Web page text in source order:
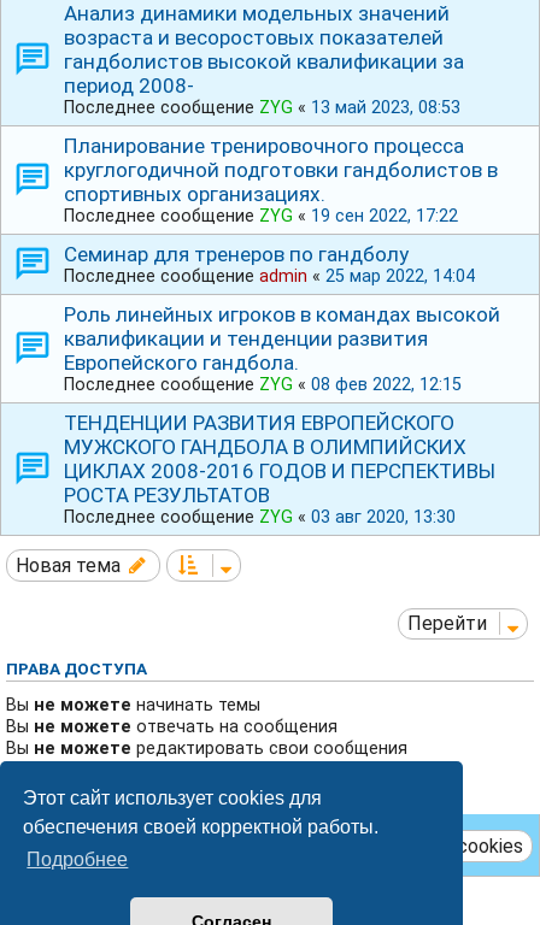
Этот сайт использует cookies для
обеспечения своей корректной работы.
Подробнее
Анализ динамики модельных значений
возраста и весоростовых показателей
гандболистов высокой квалификации за
период 2008-
Последнее сообщение ZYG « 13 май 2023, 08:53
Планирование тренировочного процесса
круглогодичной подготовки гандболистов в
спортивных организациях.
Последнее сообщение ZYG « 19 сен 2022, 17:22
Семинар для тренеров по гандболу
Последнее сообщение admin « 25 мар 2022, 14:04
Роль линейных игроков в командах высокой
квалификации и тенденции развития
Европейского гандбола.
Последнее сообщение ZYG « 08 фев 2022, 12:15
ТЕНДЕНЦИИ РАЗВИТИЯ ЕВРОПЕЙСКОГО
МУЖСКОГО ГАНДБОЛА В ОЛИМПИЙСКИХ
ЦИКЛАХ 2008-2016 ГОДОВ И ПЕРСПЕКТИВЫ
РОСТА РЕЗУЛЬТАТОВ
Последнее сообщение ZYG « 03 авг 2020, 13:30
Новая тема
Перейти
ПРАВА ДОСТУПА
Вы не можете начинать темы
Вы не можете отвечать на сообщения
Вы не можете редактировать свои сообщения
Выне можетедобавлять вложения
Удалить cookies
Breeze style byIan Bradley
Создано на основеphpBB® Forum Software © phpBB Limited